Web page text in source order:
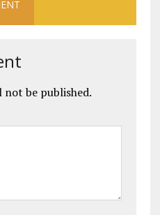
not be published.